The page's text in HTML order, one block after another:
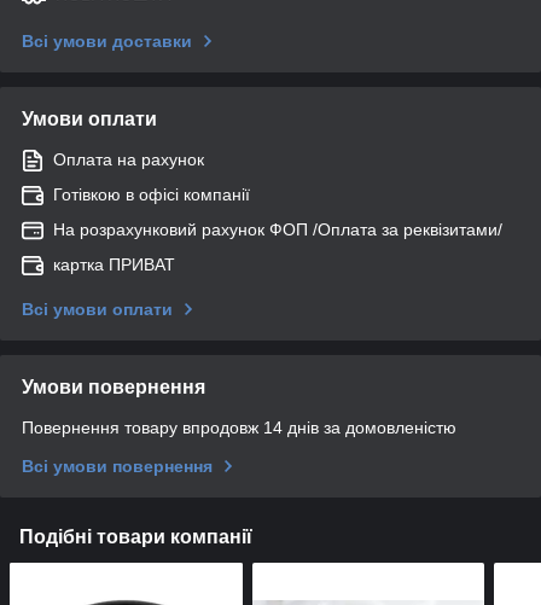
Всі умови доставки
Умови оплати
Оплата на рахунок
Готівкою в офісі компанії
На розрахунковий рахунок ФОП /Оплата за реквізитами/
картка ПРИВАТ
Всі умови оплати
Умови повернення
Повернення товару впродовж 14 днів за домовленістю
Всі умови повернення
Подібні товари компанії